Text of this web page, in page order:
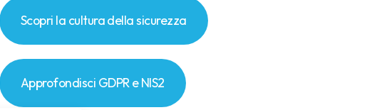
Scopri la cultura della sicurezza
Approfondisci GDPR e NIS2